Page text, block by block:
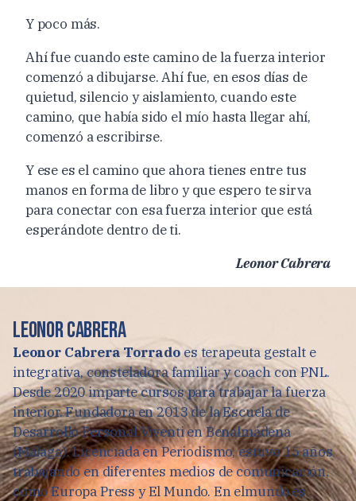
Y poco más.
Ahí fue cuando este camino de la fuerza interior
comenzó a dibujarse. Ahí fue, en esos días de
quietud, silencio y aislamiento, cuando este
camino, que había sido el mío hasta llegar ahí,
comenzó a escribirse.
Y ese es el camino que ahora tienes entre tus
manos en forma de libro y que espero te sirva
para conectar con esa fuerza interior que está
esperándote dentro de ti.
Leonor Cabrera
Leonor Cabrera
Leonor Cabrera Torradoes terapeuta gestalt e
integrativa, consteladora familiar y coach con PNL.
Desde 2020 imparte cursos para trabajar la fuerza
interior. Fundadora en 2013 de la Escuela de
Desarrollo Personal Viventi en Benalmádena
(Málaga). Licenciada en Periodismo, estuvo 15 años
trabajando en diferentes medios de comunicación,
como Europa Press y El Mundo. En elmundo.es